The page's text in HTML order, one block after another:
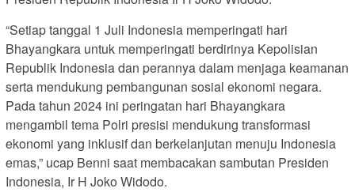
“Setiap tanggal 1 Juli Indonesia memperingati hari
Bhayangkara untuk memperingati berdirinya Kepolisian
Republik Indonesia dan perannya dalam menjaga keamanan
serta mendukung pembangunan sosial ekonomi negara.
Pada tahun 2024 ini peringatan hari Bhayangkara
mengambil tema Polri presisi mendukung transformasi
ekonomi yang inklusif dan berkelanjutan menuju Indonesia
emas,” ucap Benni saat membacakan sambutan Presiden
Indonesia, Ir H Joko Widodo.